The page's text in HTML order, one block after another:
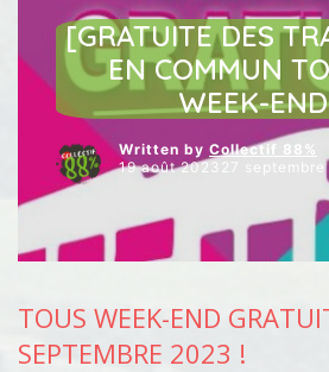
[GRATUITE DES
EN COMMUN
WEEK-
Written by Collectif 88%
19 août 202327
TOUS WEEK-END
SEPTEMBRE 2023 !